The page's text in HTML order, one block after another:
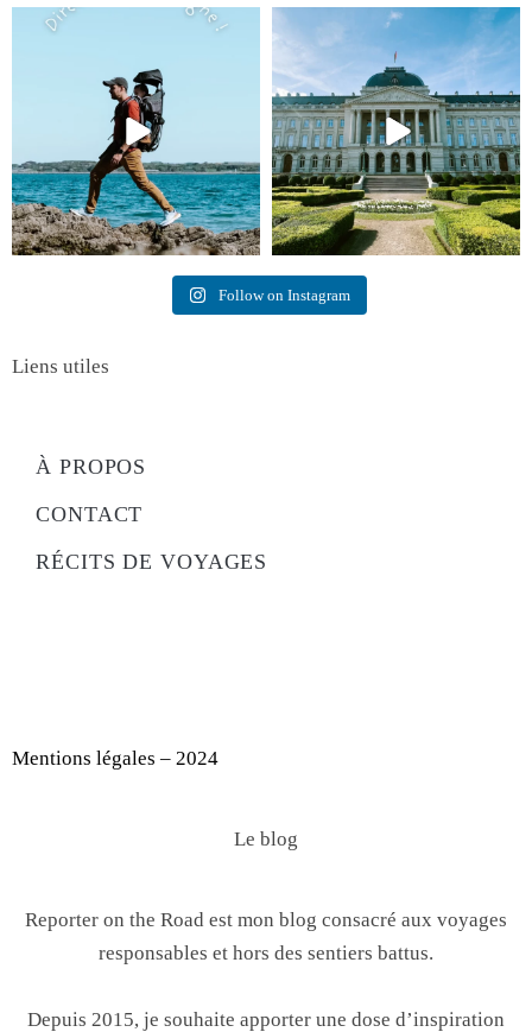
Follow on Instagram
Liens utiles
À PROPOS
CONTACT
RÉCITS DE VOYAGES
Mentions légales – 2024
Le blog
Reporter on the Road est mon blog consacré aux voyages
responsables et hors des sentiers battus.
Depuis 2015, je souhaite apporter une dose d’inspiration